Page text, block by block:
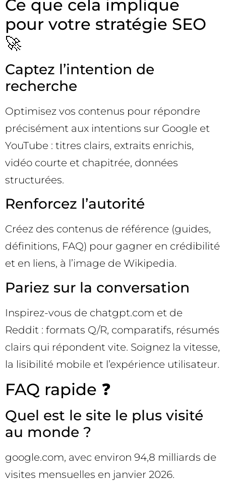
Ce que cela implique
pour votre stratégie SEO
🚀
Captez l’intention de
recherche
Optimisez vos contenus pour répondre
précisément aux intentions sur Google et
YouTube : titres clairs, extraits enrichis,
vidéo courte et chapitrée, données
structurées.
Renforcez l’autorité
Créez des contenus de référence (guides,
définitions, FAQ) pour gagner en crédibilité
et en liens, à l’image de Wikipedia.
Pariez sur la conversation
Inspirez-vous de chatgpt.com et de
Reddit : formats Q/R, comparatifs, résumés
clairs qui répondent vite. Soignez la vitesse,
la lisibilité mobile et l’expérience utilisateur.
FAQ rapide ❓
Quel est le site le plus visité
au monde ?
google.com, avec environ 94,8 milliards de
visites mensuelles en janvier 2026.